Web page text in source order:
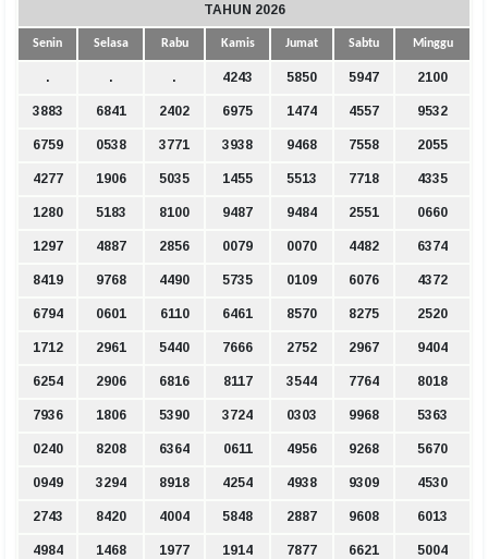
TAHUN 2026
Senin Selasa Rabu Kamis Jumat Sabtu Minggu
. . . 4243 5850 5947 2100
3883 6841 2402 6975 1474 4557 9532
6759 0538 3771 3938 9468 7558 2055
4277 1906 5035 1455 5513 7718 4335
1280 5183 8100 9487 9484 2551 0660
1297 4887 2856 0079 0070 4482 6374
8419 9768 4490 5735 0109 6076 4372
6794 0601 6110 6461 8570 8275 2520
1712 2961 5440 7666 2752 2967 9404
6254 2906 6816 8117 3544 7764 8018
7936 1806 5390 3724 0303 9968 5363
0240 8208 6364 0611 4956 9268 5670
0949 3294 8918 4254 4938 9309 4530
2743 8420 4004 5848 2887 9608 6013
4984 1468 1977 1914 7877 6621 5004